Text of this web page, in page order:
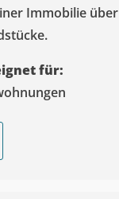
Immobilie über
für: